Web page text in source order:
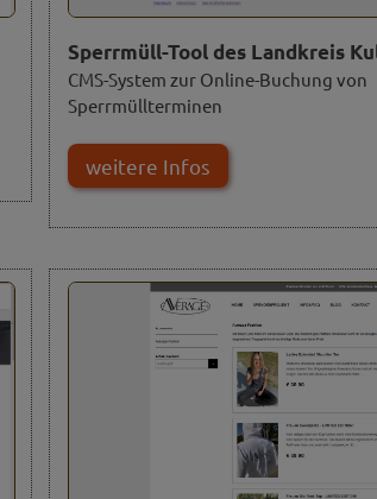
Sperrmüll-Tool des Landkreis
CMS-System zur Online-Buchung von
Sperrmüllterminen
weitere Infos